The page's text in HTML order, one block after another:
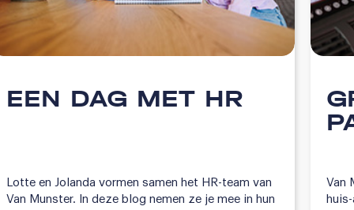
EEN DAG MET HR
Lotte en Jolanda vormen samen het HR-team van
Van Munster. In deze blog nemen ze je mee in hun
Van